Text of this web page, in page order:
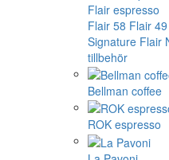
Flair espresso
Flair 58 Flair
Signature Flair
tillbehör
Bellman coffee
ROK espresso